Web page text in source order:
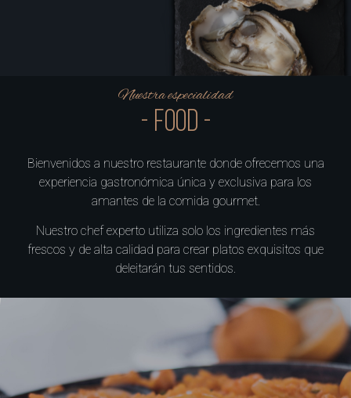
Nuestra especialidad
- FOOD -
Bienvenidos a nuestro restaurante donde ofrecemos una
experiencia gastronómica única y exclusiva para los
amantes de la comida gourmet.
Nuestro chef experto utiliza solo los ingredientes más
frescos y de alta calidad para crear platos exquisitos que
deleitarán tus sentidos.